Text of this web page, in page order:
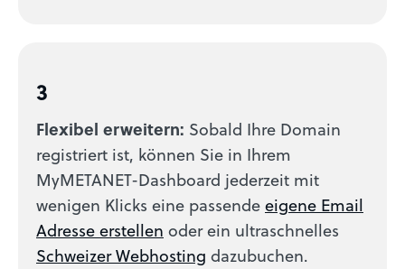
3
Flexibel erweitern: Sobald Ihre Domain
registriert ist, können Sie in Ihrem
MyMETANET-Dashboard jederzeit mit
wenigen Klicks eine passendeeigene Email
Adresse erstellen oder ein ultraschnelles
Schweizer Webhosting dazubuchen.